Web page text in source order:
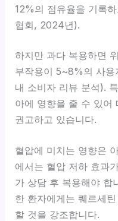
12%의 점유율을 기록
협회, 2024년).
하지만 과다 복용하면
부작용이 5~8%의 사용
내 소비자 리뷰 분석).
아에 영향을 줄 수 있어
권고하고 있습니다.
혈압에 미치는 영향은
에서는 혈압 저하 효과
가 상담 후 복용해야 합
한 환자에게는 퀘르세
할 것을 강조합니다.